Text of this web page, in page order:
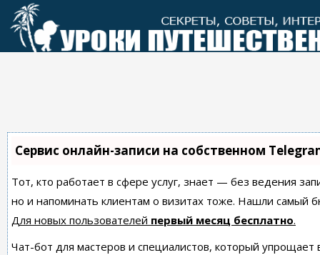
Перейти
контенту
Сервис онлайн-записи на собственном
Тот, кто работает в сфере услуг, знает — без ведения
но и напоминать клиентам о визитах тоже. Нашли самый
Для новых пользователей первый месяц бесплатно.
Чат-бот для мастеров и специалистов, который упрощает